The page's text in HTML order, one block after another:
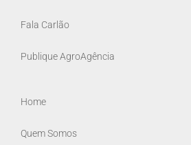
Fala Carlão
Publique AgroAgência
Home
Quem Somos